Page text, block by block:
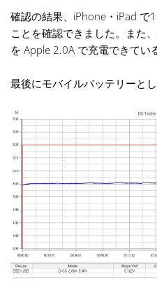
確認の結果、iPhone・iPad で
ことを確認できました。また
を Apple 2.0A で充電できてい
最後にモバイルバッテリーと